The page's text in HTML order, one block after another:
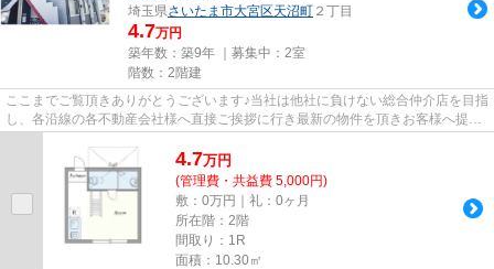
埼玉県さいたま市大宮区天沼町 ２丁目
4.7万円
築年数：築9年 ｜募集中： 2室
階数：2階建
ここまでご覧頂きありがとうございます♪当社は他社に負けない総合仲介店を目指
し、各沿線の各不動産会社様へ直接ご挨拶に行き最新の物件を頂きお客様へ提供
4.7万円
(管理費・共益費 5,000円)
敷：0万円｜礼：0ヶ月
所在階：2階
間取り：1R
面積：10.30㎡